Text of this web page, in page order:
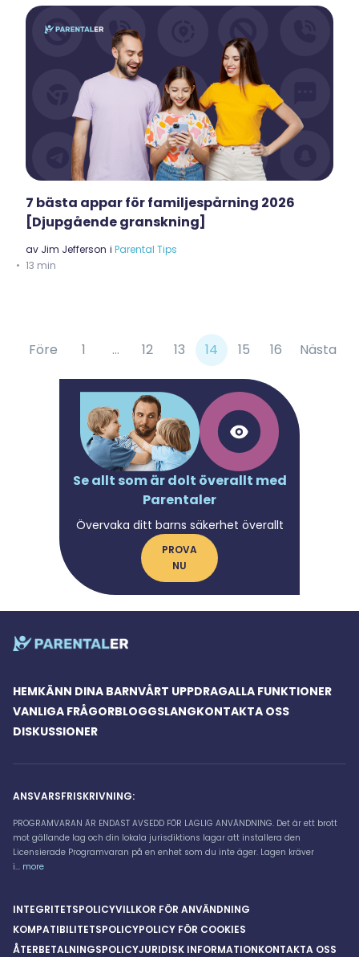
7 bästa appar för familjespårning 2026
[Djupgående granskning]
av Jim Jefferson i Parental Tips
13 min
Före 1 ... 12 13 14 15 16 Nästa
Se allt som är dolt överallt med
Parentaler
Övervaka ditt barns säkerhet överallt
PROVA
NU
HEMKÄNN DINA BARNVÅRT UPPDRAGALLA FUNKTIONER
VANLIGA FRÅGORBLOGGSLANGKONTAKTA OSS
DISKUSSIONER
ANSVARSFRISKRIVNING:
PROGRAMVARAN ÄR ENDAST AVSEDD FÖR LAGLIG ANVÄNDNING. Det är ett brott
mot gällande lag och din lokala jurisdiktions lagar att installera den
Licensierade Programvaran på en enhet som du inte äger. Lagen kräver
i... more
INTEGRITETSPOLICYVILLKOR FÖR ANVÄNDNING
KOMPATIBILITETSPOLICYPOLICY FÖR COOKIES
ÅTERBETALNINGSPOLICYJURIDISK INFORMATIONKONTAKTA OSS